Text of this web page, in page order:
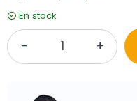
En stock